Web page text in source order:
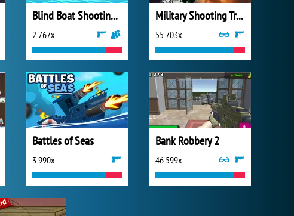
Blind Boat Shooting Master
2 767x
Military Shooting Training
55 703x
Battles of Seas
3 990x
Bank Robbery 2
46 599x